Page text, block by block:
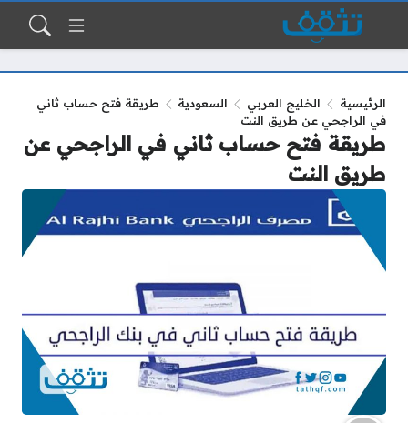
الرئيسية الخليج العربي السعودية
طريقة فتح حساب ثاني
في الراجحي عن طريق النت
طريقة فتح حساب ثاني في الراجحي عن
طريق النت